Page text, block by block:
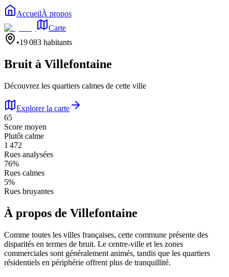
AccueilÀ propos
Carte
•19 083 habitants
Bruit à Villefontaine
Découvrez les quartiers calmes de cette ville
Explorer la carte
65
Score moyen
Plutôt calme
1 472
Rues analysées
76%
Rues calmes
5%
Rues bruyantes
À propos de Villefontaine
Comme toutes les villes françaises, cette commune présente des
disparités en termes de bruit. Le centre-ville et les zones
commerciales sont généralement animés, tandis que les quartiers
résidentiels en périphérie offrent plus de tranquillité.